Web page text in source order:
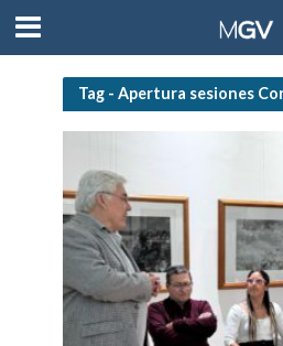
Tag - Apertura sesiones